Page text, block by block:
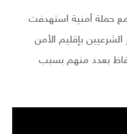
حملة أمنية استهدفت
بإقليم الأمن
بعدد منهم بسبب